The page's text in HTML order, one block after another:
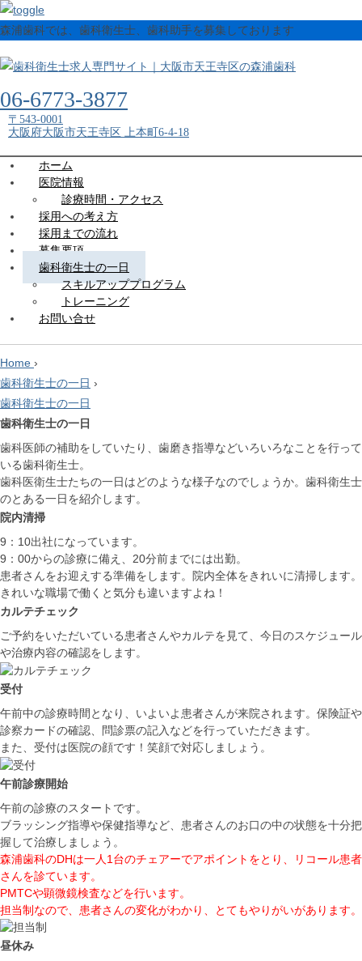
森浦歯科では、歯科衛生士、歯科助手を募集しております
06-6773-3877
〒543-0001
大阪府大阪市天王寺区 上本町6-4-18
ホーム
医院情報
診療時間・アクセス
採用への考え方
採用までの流れ
募集要項
歯科衛生士の一日
スキルアッププログラム
トレーニング
お問い合せ
Home ›
歯科衛生士の一日 ›
歯科衛生士の一日
歯科衛生士の一日
歯科医師の補助をしていたり、歯磨き指導などいろいろなことを行って
いる歯科衛生士。
歯科医衛生士たちの一日はどのような様子なのでしょうか。歯科衛生士
のとある一日を紹介します。
院内清掃
9：10出社になっています。
9：00からの診療に備え、20分前までには出勤。
患者さんをお迎えする準備をします。院内全体をきれいに清掃します。
きれいな職場で働くと気分も違いますよね！
カルテチェック
ご予約をいただいている患者さんやカルテを見て、今日のスケジュール
や治療内容の確認をします。
受付
午前中の診療時間となり、いよいよ患者さんが来院されます。保険証や
診察カードの確認、問診票の記入などを行っていただきます。
また、受付は医院の顔です！笑顔で対応しましょう。
午前診療開始
午前の診療のスタートです。
ブラッシング指導や保健指導など、患者さんのお口の中の状態を十分把
握して治療しましょう。
森浦歯科のDHは一人1台のチェアーでアポイントをとり、リコール患者
さんを診ています。
PMTCや顕微鏡検査などを行います。
担当制なので、患者さんの変化がわかり、とてもやりがいがあります。
昼休み